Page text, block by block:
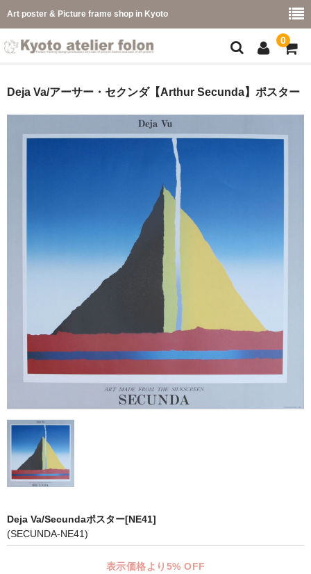
Art poster & Picture frame shop in Kyoto
0
フレーム一覧
カラー別
こどもさくひんフレーム
幅広マット付額縁フレーム-展覧会などに-
マット付額縁フレーム-おしゃれな空間に-
仕様変更
吊りフック
吊り金具＆ヒモセット
額装テープ
Deja Va/アーサー・セクンダ【Arthur Secunda】ポスター
Deja Va/Secundaポスター[NE41]
(SECUNDA-NE41)
表示価格より5% OFF